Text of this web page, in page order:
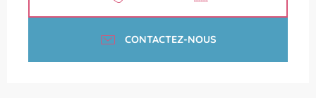
CONTACTEZ-NOUS